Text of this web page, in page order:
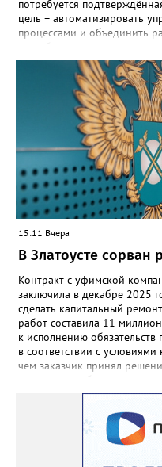
здесь ВКОНТАКТЕ https://
потребуется
цель – автоматизировать
процессами и объединить
региональном
“Моя школа” объединит
безопасную
переход пройдёт
Привычные функции -
связь с учителями,
«Госуслуги Моя школа», не
собраны в одном месте,
этом случае переход на
15:11 Вчера
В Златоусте сорван
Контракт с уфимской
заключила в декабре 2025
сделать капитальный
работ составила 11
к исполнению
в соответствии с
чем заказчик принял
Челябинском УФАС.
решение включить ООО
поставщиков. В чёрном